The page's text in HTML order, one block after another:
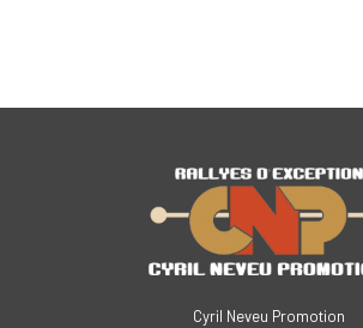
Cyril Neveu Promotion